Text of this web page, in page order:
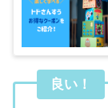
良い！